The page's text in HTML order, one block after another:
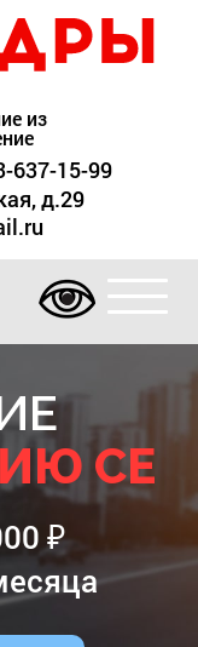
из
637-15-99
д.29
CE
₽